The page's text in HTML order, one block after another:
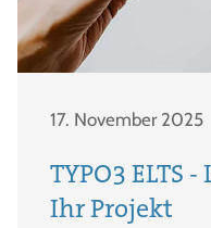
17. November 2025
TYPO3 ELTS
Ihr Projekt